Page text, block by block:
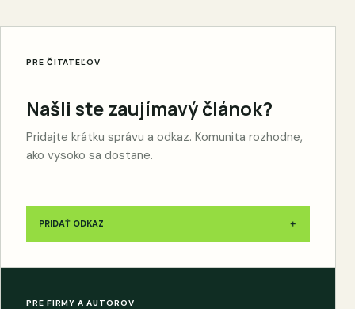
PRE ČITATEĽOV
Našli ste zaujímavý článok?
Pridajte krátku správu a odkaz. Komunita rozhodne,
ako vysoko sa dostane.
PRIDAŤ ODKAZ ＋
PRE FIRMY A AUTOROV